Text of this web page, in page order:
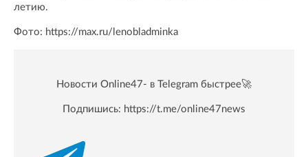
летию.
Фото: https://max.ru/lenobladminka
Новости Online47- в Telegram быстрее🚀
Подпишись: https://t.me/online47news